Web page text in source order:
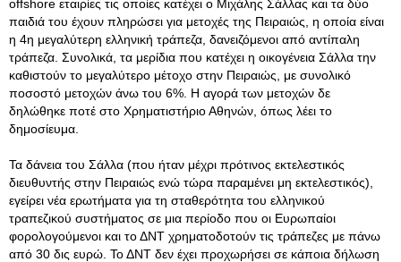
οffshore εταιρίες τις οποίες κατέχει ο Μιχάλης Σάλλας και τα δύο
παιδιά του έχουν πληρώσει για μετοχές της Πειραιώς, η οποία είναι
η 4η μεγαλύτερη ελληνική τράπεζα, δανειζόμενοι από αντίπαλη
τράπεζα. Συνολικά, τα μερίδια που κατέχει η οικογένεια Σάλλα την
καθιστούν το μεγαλύτερο μέτοχο στην Πειραιώς, με συνολικό
ποσοστό μετοχών άνω του 6%. Η αγορά των μετοχών δε
δηλώθηκε ποτέ στο Χρηματιστήριο Αθηνών, όπως λέει το
δημοσίευμα.
Τα δάνεια του Σάλλα (που ήταν μέχρι πρότινος εκτελεστικός
διευθυντής στην Πειραιώς ενώ τώρα παραμένει μη εκτελεστικός),
εγείρει νέα ερωτήματα για τη σταθερότητα του ελληνικού
τραπεζικού συστήματος σε μια περίοδο που οι Ευρωπαίοι
φορολογούμενοι και το ΔΝΤ χρηματοδοτούν τις τράπεζες με πάνω
από 30 δις ευρώ. Το ΔΝΤ δεν έχει προχωρήσει σε κάποια δήλωση